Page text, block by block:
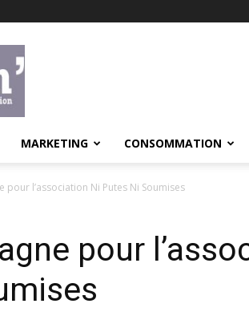
MARKETING CONSOMMATION
pour l’association Ni Putes Ni Soumises
pour